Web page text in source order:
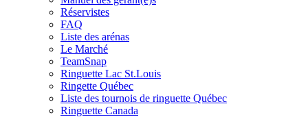
Réservistes
FAQ
Liste des arénas
Le Marché
TeamSnap
Ringuette Lac St.Louis
Ringette Québec
Liste des tournois de ringuette Québec
Ringuette Canada